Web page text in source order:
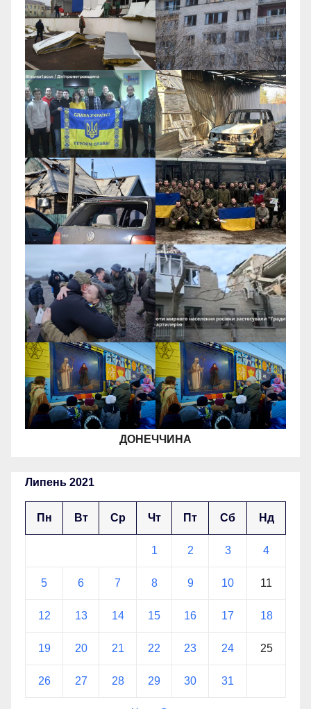
ДОНЕЧЧИНА
Липень 2021
Пн Вт Ср Чт Пт Сб Нд
1 2 3 4
5 6 7 8 9 10 11
12 13 14 15 16 17 18
19 20 21 22 23 24 25
26 27 28 29 30 31